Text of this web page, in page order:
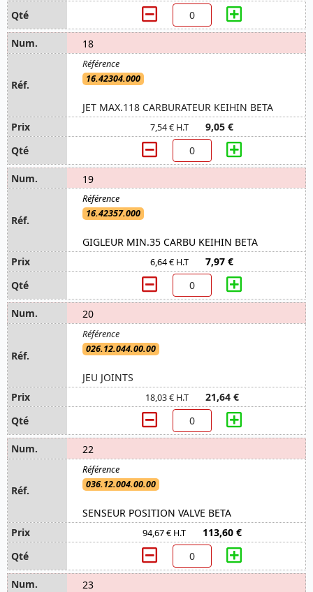
18
16.42304.000
JET MAX.118 CARBURATEUR KEIHIN BETA
7,54 € H.T 9,05 €
19
16.42357.000
GIGLEUR MIN.35 CARBU KEIHIN BETA
6,64 € H.T 7,97 €
20
026.12.044.00.00
JEU JOINTS
18,03 € H.T 21,64 €
22
036.12.004.00.00
SENSEUR POSITION VALVE BETA
94,67 € H.T 113,60 €
23